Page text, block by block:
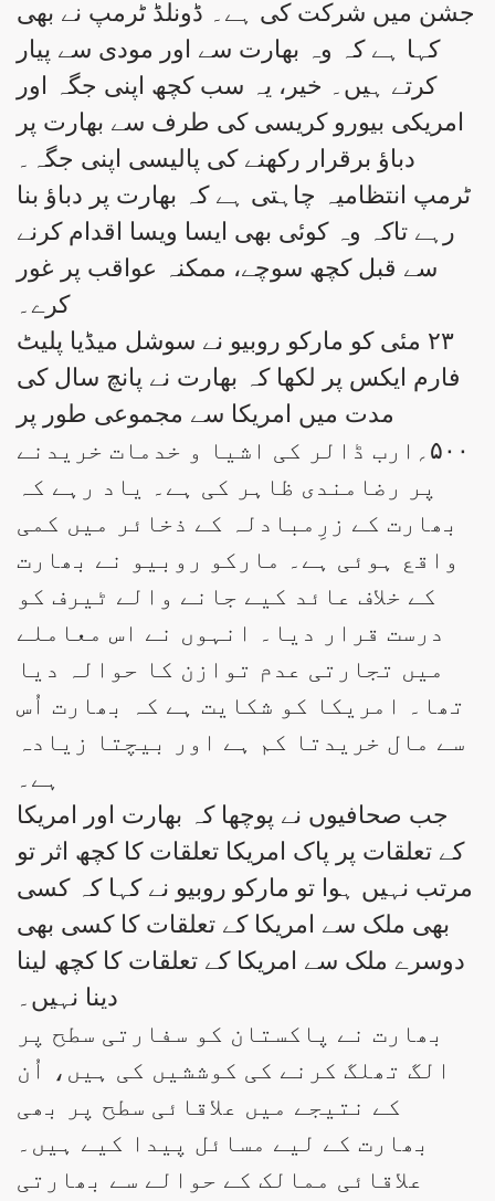
جشن میں شرکت کی ہے۔ ڈونلڈ ٹرمپ نے بھی
کہا ہے کہ وہ بھارت سے اور مودی سے پیار
کرتے ہیں۔ خیر، یہ سب کچھ اپنی جگہ اور
امریکی بیورو کریسی کی طرف سے بھارت پر
دباؤ برقرار رکھنے کی پالیسی اپنی جگہ۔
ٹرمپ انتظامیہ چاہتی ہے کہ بھارت پر دباؤ بنا
رہے تاکہ وہ کوئی بھی ایسا ویسا اقدام کرنے
سے قبل کچھ سوچے، ممکنہ عواقب پر غور
کرے۔
۲۳ مئی کو مارکو روبیو نے سوشل میڈیا پلیٹ
فارم ایکس پر لکھا کہ بھارت نے پانچ سال کی
مدت میں امریکا سے مجموعی طور پر
۵۰۰؍ارب ڈالر کی اشیا و خدمات خریدنے
پر رضامندی ظاہر کی ہے۔ یاد رہے کہ
بھارت کے زرِمبادلہ کے ذخائر میں کمی
واقع ہوئی ہے۔ مارکو روبیو نے بھارت
کے خلاف عائد کیے جانے والے ٹیرف کو
درست قرار دیا۔ انہوں نے اس معاملے
میں تجارتی عدم توازن کا حوالہ دیا
تھا۔ امریکا کو شکایت ہے کہ بھارت اُس
سے مال خریدتا کم ہے اور بیچتا زیادہ
ہے۔
جب صحافیوں نے پوچھا کہ بھارت اور امریکا
کے تعلقات پر پاک امریکا تعلقات کا کچھ اثر تو
مرتب نہیں ہوا تو مارکو روبیو نے کہا کہ کسی
بھی ملک سے امریکا کے تعلقات کا کسی بھی
دوسرے ملک سے امریکا کے تعلقات کا کچھ لینا
دینا نہیں۔
بھارت نے پاکستان کو سفارتی سطح پر
الگ تھلگ کرنے کی کوششیں کی ہیں، اُن
کے نتیجے میں علاقائی سطح پر بھی
بھارت کے لیے مسائل پیدا کیے ہیں۔
علاقائی ممالک کے حوالے سے بھارتی